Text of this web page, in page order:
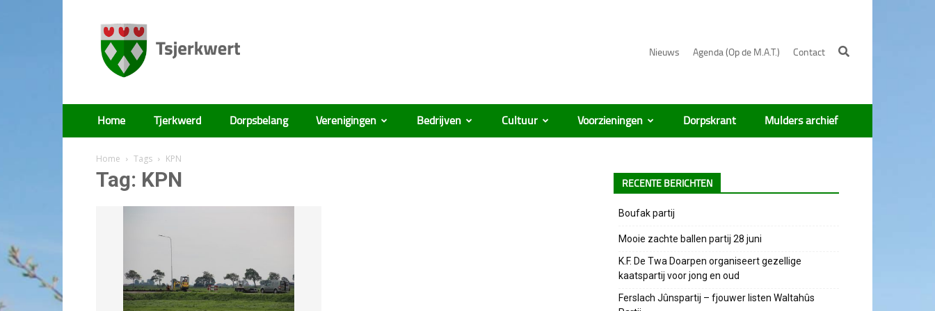
Nieuws Agenda (Op de M.A.T.) Contact
Tsjerkwert
Home Tjerkwerd Dorpsbelang Verenigingen Bedrijven Cultuur Voorzieningen Dorpskrant Mulders archief
Home Tags KPN
Tag: KPN RECENTE BERICHTEN
Boufak partij
Mooie zachte ballen partij 28 juni
K.F. De Twa Doarpen organiseert gezellige
kaatspartij voor jong en oud
Ferslach Jûnspartij – fjouwer listen Waltahûs